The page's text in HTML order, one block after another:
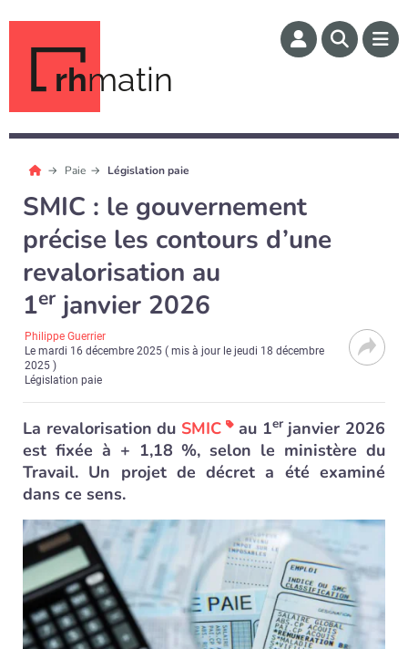
rhmatin
Paie Législation paie
SMIC : le gouvernement
précise les contours d’une
revalorisation au
1erjanvier 2026
Philippe Guerrier
Lemardi 16 décembre 2025 ( mis à jour lejeudi 18 décembre
2025 )
Législation paie
La revalorisation du SMIC au 1erjanvier 2026
est fixée à + 1,18 %, selon le ministère du
Travail. Un projet de décret a été examiné
dans ce sens.